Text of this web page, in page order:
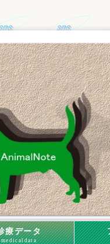
療データ
medicaldata